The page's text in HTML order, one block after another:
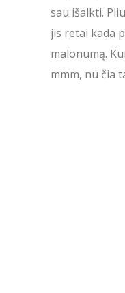
sau išalkti.
jis retai kada
malonumą.
mmm, nu čia